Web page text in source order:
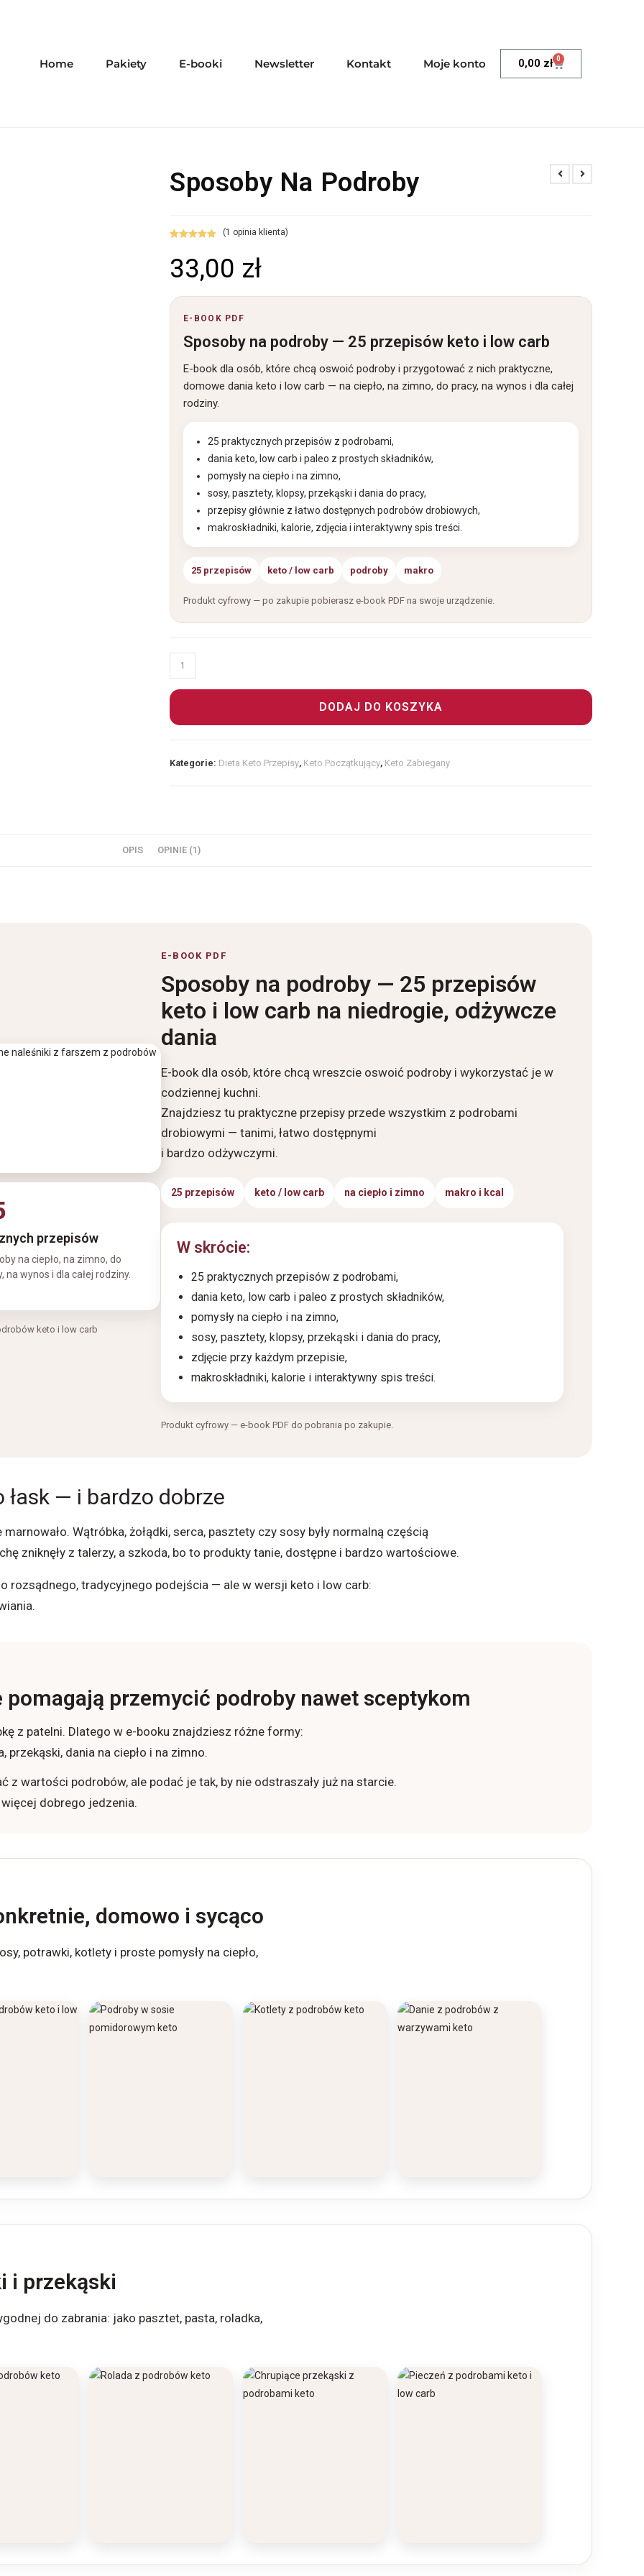
Home Pakiety E-booki Newsletter Kontakt Moje konto 0,00 zł 0
Sposoby Na Podroby
5.00 na 5 na
podstawie
(1 opinia klienta)
33,00 zł
E-BOOK PDF
Sposoby na podroby — 25 przepisów keto i low carb
E-book dla osób, które chcą oswoić podroby i przygotować z nich praktyczne,
domowe dania keto i low carb — na ciepło, na zimno, do pracy, na wynos i dla całej
rodziny.
25 praktycznych przepisów z podrobami,
dania keto, low carb i paleo z prostych składników,
pomysły na ciepło i na zimno,
sosy, pasztety, klopsy, przekąski i dania do pracy,
przepisy głównie z łatwo dostępnych podrobów drobiowych,
makroskładniki, kalorie, zdjęcia i interaktywny spis treści.
25 przepisów keto / low carb podroby makro
Produkt cyfrowy — po zakupie pobierasz e-book PDF na swoje urządzenie.
DODAJ DO KOSZYKA
Kategorie: Dieta Keto Przepisy, Keto Początkujący, Keto Zabiegany
OPIS OPINIE (1)
przepisów
na ciepło, na zimno, do
na wynos i dla całej rodziny.
keto i low carb
E-BOOK PDF
Sposoby na podroby — 25 przepisów
keto i low carb na niedrogie, odżywcze
dania
E-book dla osób, które chcą wreszcie oswoić podroby i wykorzystać je w
codziennej kuchni.
Znajdziesz tu praktyczne przepisy przede wszystkim z podrobami
drobiowymi — tanimi, łatwo dostępnymi
i bardzo odżywczymi.
25 przepisów keto / low carb na ciepło i zimno makro i kcal
W skrócie:
25 praktycznych przepisów z podrobami,
dania keto, low carb i paleo z prostych składników,
pomysły na ciepło i na zimno,
sosy, pasztety, klopsy, przekąski i dania do pracy,
zdjęcie przy każdym przepisie,
makroskładniki, kalorie i interaktywny spis treści.
Produkt cyfrowy — e-book PDF do pobrania po zakupie.
łask — i bardzo dobrze
Wątróbka, żołądki, serca, pasztety czy sosy były normalną częścią
zniknęły z talerzy, a szkoda, bo to produkty tanie, dostępne i bardzo wartościowe.
rozsądnego, tradycyjnego podejścia — ale w wersji keto i low carb:
pomagają przemycić podroby nawet sceptykom
z patelni. Dlatego w e-booku znajdziesz różne formy:
przekąski, dania na ciepło i na zimno.
z wartości podrobów, ale podać je tak, by nie odstraszały już na starcie.
dobrego jedzenia.
domowo i sycąco
potrawki, kotlety i proste pomysły na ciepło,
i przekąski
do zabrania: jako pasztet, pasta, roladka,